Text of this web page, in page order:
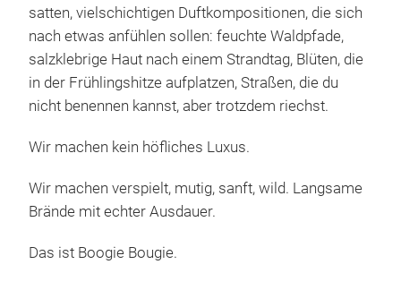
satten, vielschichtigen Duftkompositionen, die sich
nach etwas anfühlen sollen: feuchte Waldpfade,
salzklebrige Haut nach einem Strandtag, Blüten, die
in der Frühlingshitze aufplatzen, Straßen, die du
nicht benennen kannst, aber trotzdem riechst.
Wir machen kein höfliches Luxus.
Wir machen verspielt, mutig, sanft, wild. Langsame
Brände mit echter Ausdauer.
Das ist Boogie Bougie.